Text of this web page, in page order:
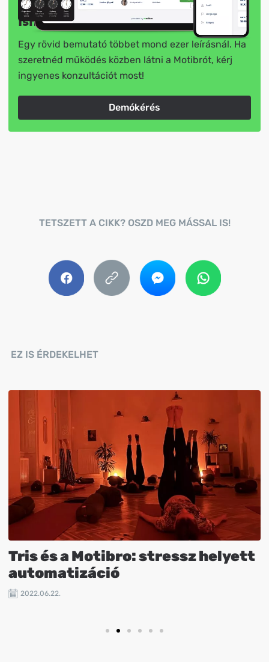
Ismerd meg élőben!
Egy rövid bemutató többet mond ezer leírásnál. Ha
szeretnéd működés közben látni a Motibrót, kérj
ingyenes konzultációt most!
Demókérés
TETSZETT A CIKK? OSZD MEG MÁSSAL IS!
EZ IS ÉRDEKELHET
Tris és a Motibro: stressz helyett
automatizáció
2022.06.22.